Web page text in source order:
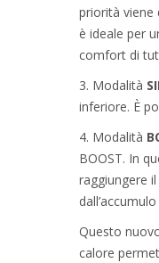
priorità viene
è ideale per
comfort di
3. Modalità
inferiore. È
4. Modalità
BOOST. In
raggiungere
Questo
calore